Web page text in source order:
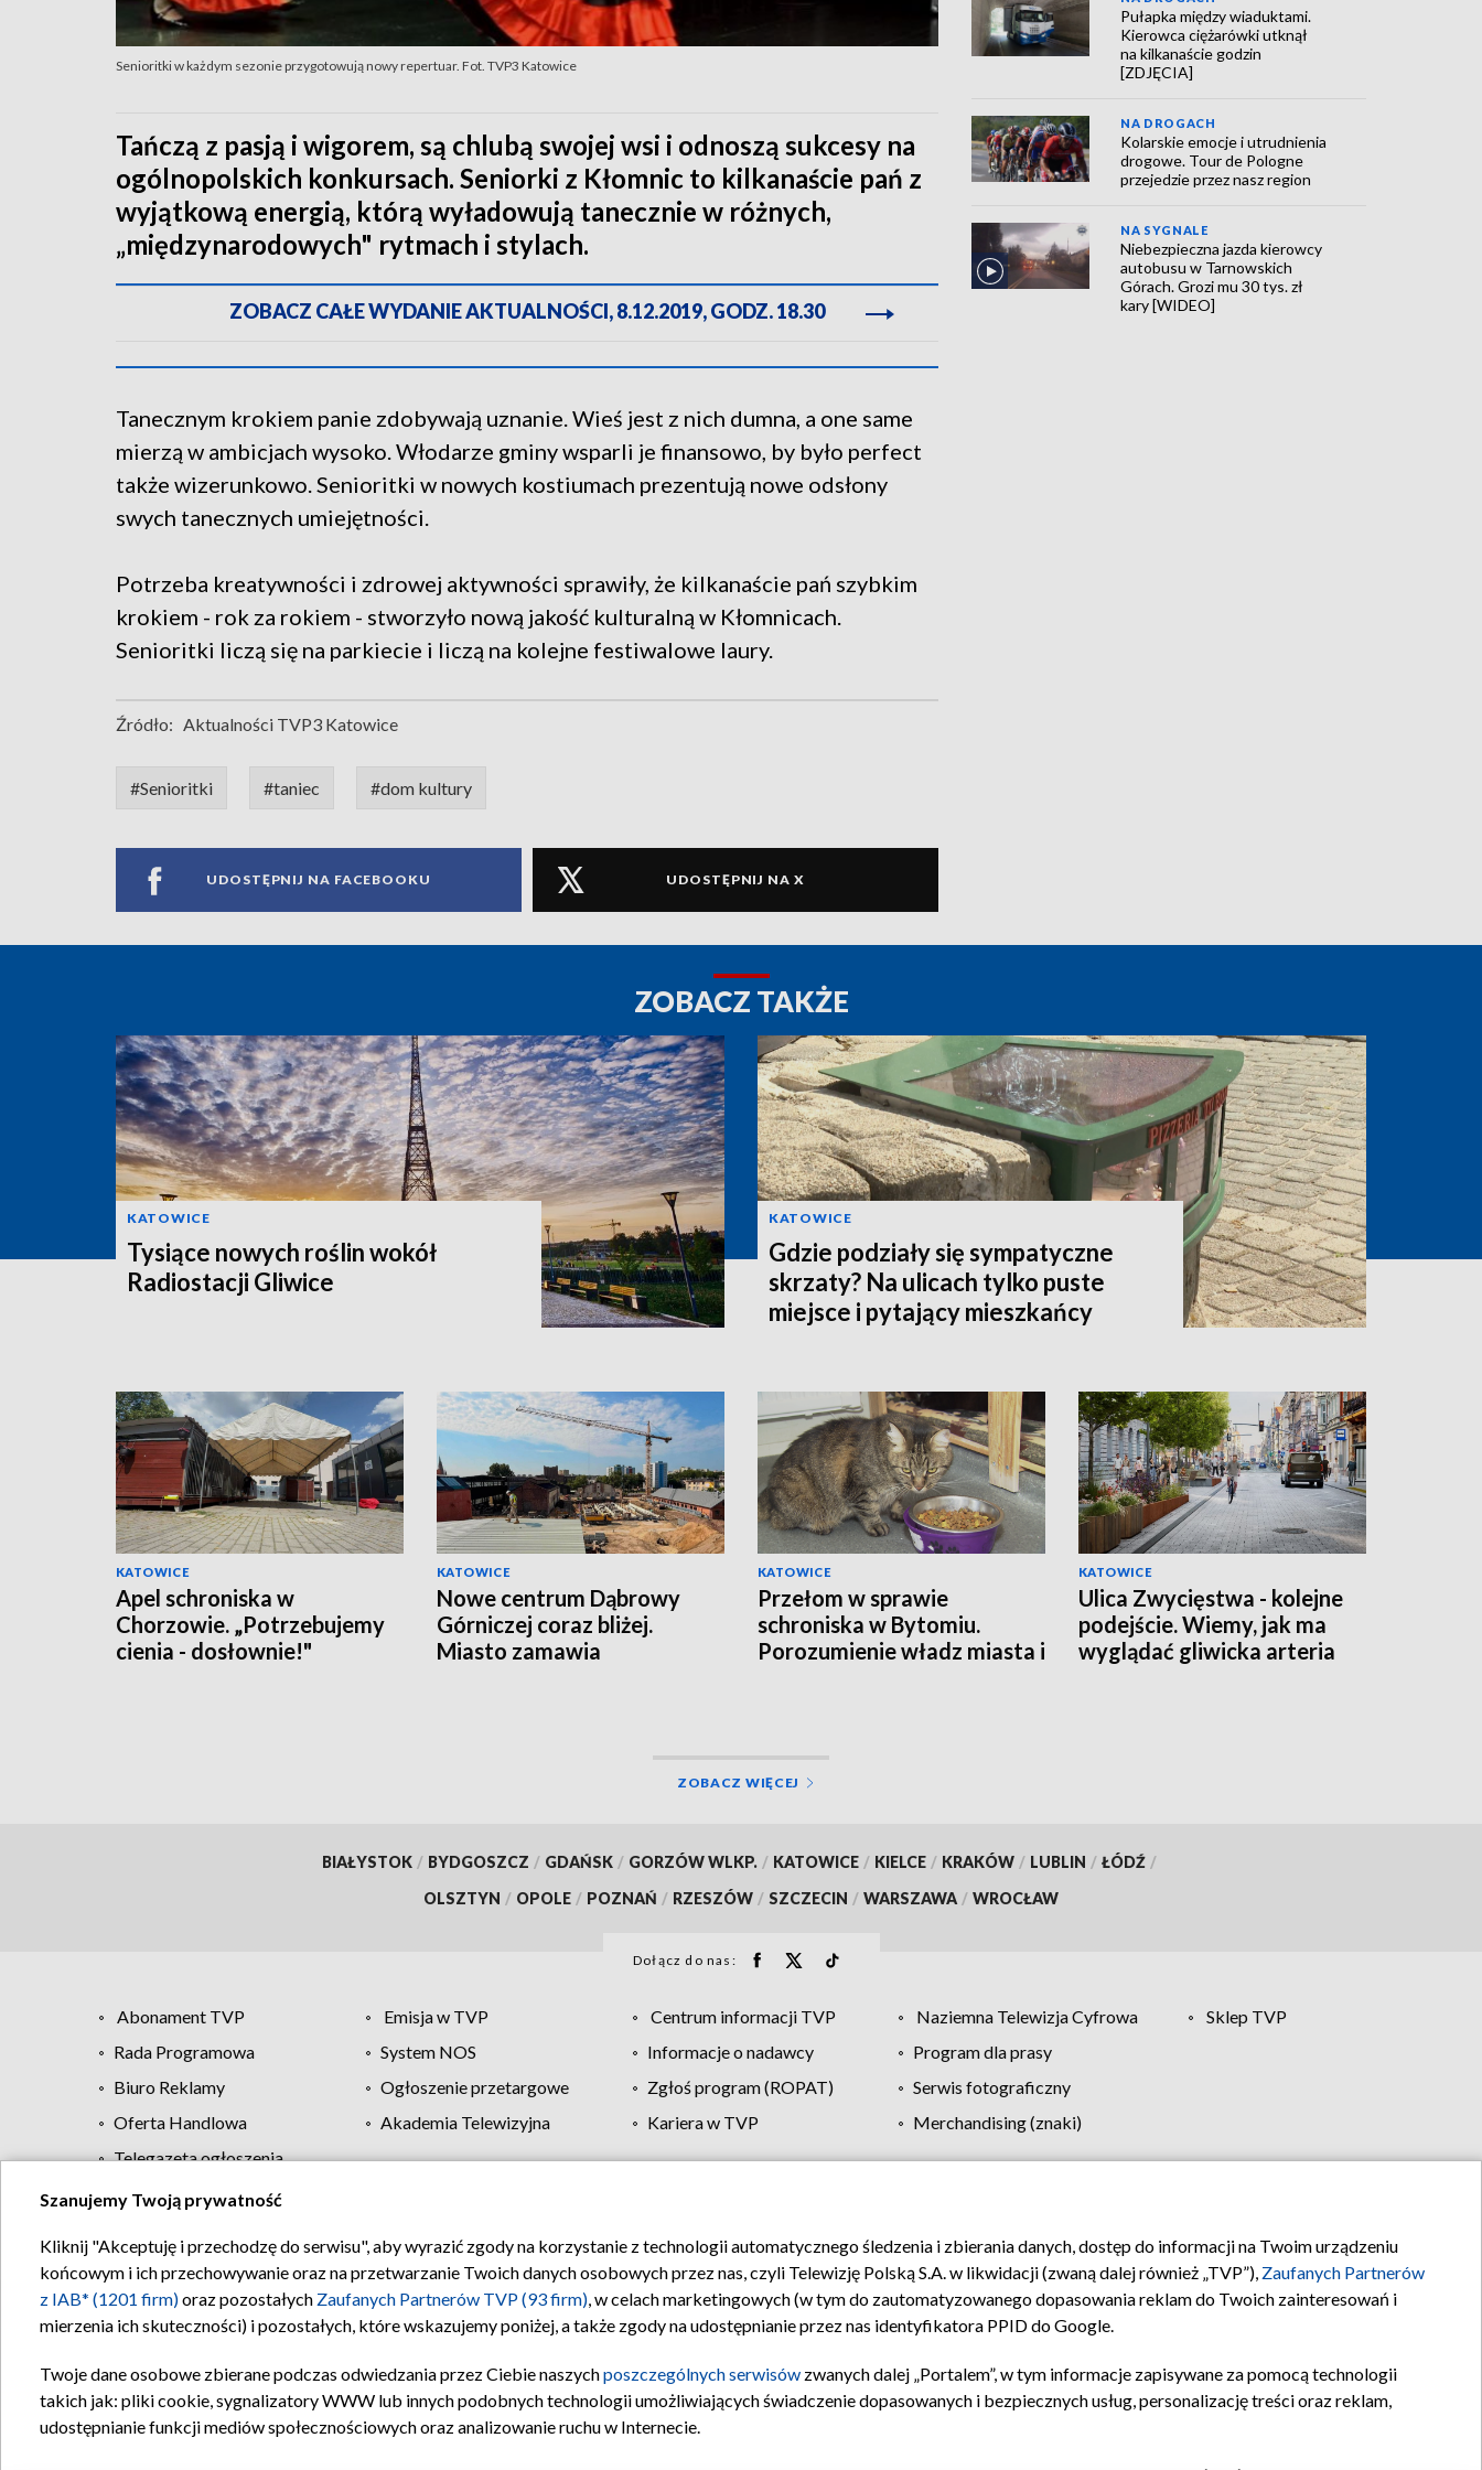
Senioritki w każdym sezonie przygotowują nowy repertuar. Fot. TVP3 Katowice
Tańczą z pasją i wigorem, są chlubą swojej wsi i odnoszą sukcesy na
ogólnopolskich konkursach. Seniorki z Kłomnic to kilkanaście pań z
wyjątkową energią, którą wyładowują tanecznie w różnych,
„międzynarodowych" rytmach i stylach.
ZOBACZ CAŁE WYDANIE AKTUALNOŚCI, 8.12.2019, GODZ. 18.30
Tanecznym krokiem panie zdobywają uznanie. Wieś jest z nich dumna, a one same
mierzą w ambicjach wysoko. Włodarze gminy wsparli je finansowo, by było perfect
także wizerunkowo. Senioritki w nowych kostiumach prezentują nowe odsłony
swych tanecznych umiejętności.
Potrzeba kreatywności i zdrowej aktywności sprawiły, że kilkanaście pań szybkim
krokiem - rok za rokiem - stworzyło nową jakość kulturalną w Kłomnicach.
Senioritki liczą się na parkiecie i liczą na kolejne festiwalowe laury.
Źródło: Aktualności TVP3 Katowice
#Senioritki #taniec #dom kultury
UDOSTĘPNIJ NA FACEBOOKU UDOSTĘPNIJ NA X
Pułapka między wiaduktami.
Kierowca ciężarówki utknął
na kilkanaście godzin
[ZDJĘCIA]
NA DROGACH
Kolarskie emocje i utrudnienia
drogowe. Tour de Pologne
przejedzie przez nasz region
NA SYGNALE
Niebezpieczna jazda kierowcy
autobusu w Tarnowskich
Górach. Grozi mu 30 tys. zł
kary [WIDEO]
ZOBACZ TAKŻE
KATOWICE
Tysiące nowych roślin wokół
Radiostacji Gliwice
KATOWICE
Gdzie podziały się sympatyczne
skrzaty? Na ulicach tylko puste
miejsce i pytający mieszkańcy
KATOWICE
Apel schroniska w
Chorzowie. „Potrzebujemy
cienia - dosłownie!"
KATOWICE
Nowe centrum Dąbrowy
Górniczej coraz bliżej.
Miasto zamawia
KATOWICE
Przełom w sprawie
schroniska w Bytomiu.
Porozumienie władz miasta i
KATOWICE
Ulica Zwycięstwa - kolejne
podejście. Wiemy, jak ma
wyglądać gliwicka arteria
ZOBACZ WIĘCEJ
BIAŁYSTOK / BYDGOSZCZ / GDAŃSK / GORZÓW WLKP. / KATOWICE / KIELCE / KRAKÓW / LUBLIN / ŁÓDŹ /
OLSZTYN / OPOLE / POZNAŃ / RZESZÓW / SZCZECIN / WARSZAWA / WROCŁAW
Dołącz do nas:
Abonament TVP Emisja w TVP Centrum informacji TVP Naziemna Telewizja Cyfrowa
Sklep TVP
Rada Programowa
System NOS Informacje o nadawcy
Program dla prasy
Biuro Reklamy
Ogłoszenie przetargowe Zgłoś program (ROPAT)
Serwis fotograficzny
Oferta Handlowa
Akademia Telewizyjna Kariera w TVP
Merchandising (znaki)
Telegazeta ogłoszenia
Regulamin TVP Polityka prywatności Moje zgody Pomoc Biuro reklamy Kontakt
Szanujemy Twoją prywatność
Kliknij "Akceptuję i przechodzę do serwisu", aby wyrazić zgody na korzystanie z technologii automatycznego śledzenia i zbierania danych, dostęp do informacji na Twoim urządzeniu
końcowym i ich przechowywanie oraz na przetwarzanie Twoich danych osobowych przez nas, czyli Telewizję Polską S.A. w likwidacji (zwaną dalej również „TVP”), Zaufanych Partnerów
z IAB* (1201 firm)oraz pozostałych Zaufanych Partnerów TVP (93 firm), w celach marketingowych (w tym do zautomatyzowanego dopasowania reklam do Twoich zainteresowań i
mierzenia ich skuteczności) i pozostałych, które wskazujemy poniżej, a także zgody na udostępnianie przez nas identyfikatora PPID do Google.
Twoje dane osobowe zbierane podczas odwiedzania przez Ciebie naszychposzczególnych serwisów zwanych dalej „Portalem”, w tym informacje zapisywane za pomocą technologii
takich jak: pliki cookie, sygnalizatory WWW lub innych podobnych technologii umożliwiających świadczenie dopasowanych i bezpiecznych usług, personalizację treści oraz reklam,
udostępnianie funkcji mediów społecznościowych oraz analizowanie ruchu w Internecie.